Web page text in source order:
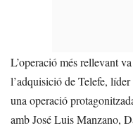
L’operació més rellevant
l’adquisició de Telefe,
una operació
amb José Luis Manzano,